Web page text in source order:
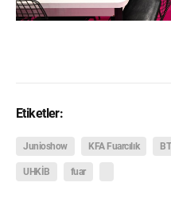
Etiketler:
Junioshow KFA Fuarcılık
UHKİB fuar